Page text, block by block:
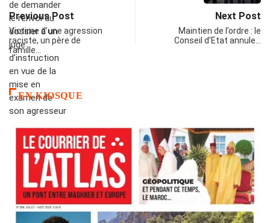
Previous Post
Victime d’une agression
raciste, un père de
famille…
Next Post
Maintien de l’ordre : le
Conseil d’Etat annule…
EN KIOSQUE